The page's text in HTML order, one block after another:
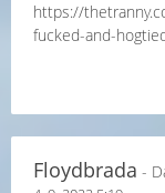
https://
fucked-and-
Floydbrada -